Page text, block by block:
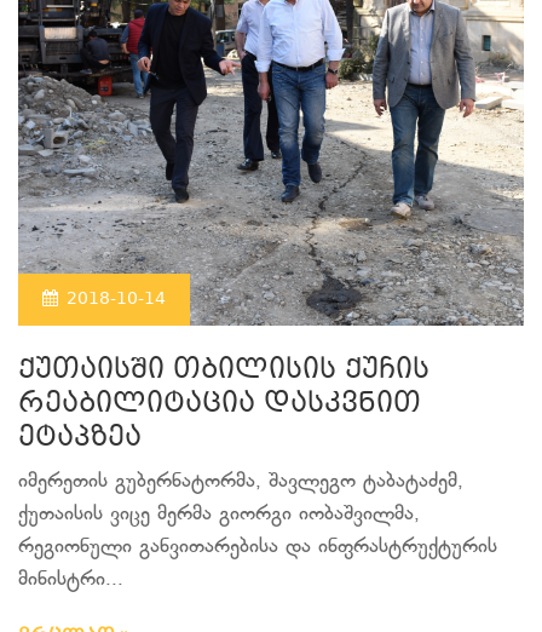
2018-10-14
ქუთაისში თბილისის ქუჩის
რეაბილიტაცია დასკვნით
ეტაპზეა
იმერეთის გუბერნატორმა, შავლეგო ტაბატაძემ,
ქუთაისის ვიცე მერმა გიორგი იობაშვილმა,
რეგიონული განვითარებისა და ინფრასტრუქტურის
მინისტრი...